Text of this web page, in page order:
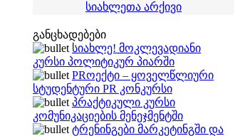
სიახლეთა არქივი
განცხადებები
სიახლე! მოკლევადიანი
კურსი პოლიტიკურ პიარში
PRოექტი – ყოველწლიური
სტუდენტური PR კონკურსი
პრაქტიკული კურსი
კომუნიკაციების მენეჯმენტში
ტრენინგები მარკეტინგში და